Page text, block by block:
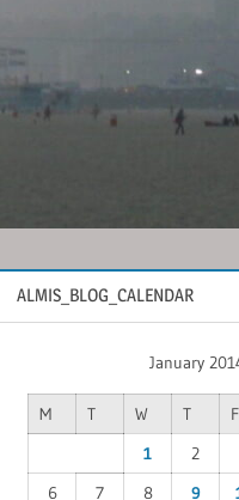
ALMIS_BLOG_CALENDAR
January
M T W T F
1
2
6
7 8 9